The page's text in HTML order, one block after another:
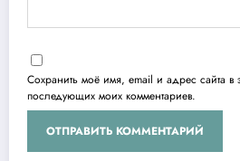
Сохранить моё имя, email и адрес сайта в
последующих моих комментариев.